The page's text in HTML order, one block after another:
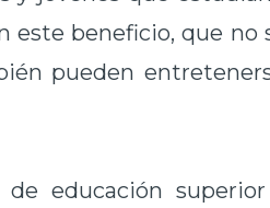
este beneficio, que no
pueden
educación